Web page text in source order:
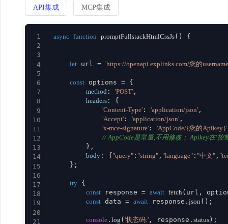
API集成 MCP集成
1
2
3
4
5
6
7
8
9
10
11
12
13
14
15
16
17
18
19
20
21
async function promptFullstackHtmlCssJs( ) {
let url = 'https://openapi.explinks.com/您的
const options = {
method : 'POST' ,
headers : {
'Content-Type' : 'application/json' ,
'Accept' : 'application/json' ,
'x-mce-signature' : 'AppCode/{您的Apikey}'
// AppCode是常量,不用修改； Apikey在‘控
        },
body : { "query" : "string" , "language" : "中文" ,
    };
try {
const response = await fetch (url,
const data = await response. json ();
console . log ( '状态码:' , response. status );